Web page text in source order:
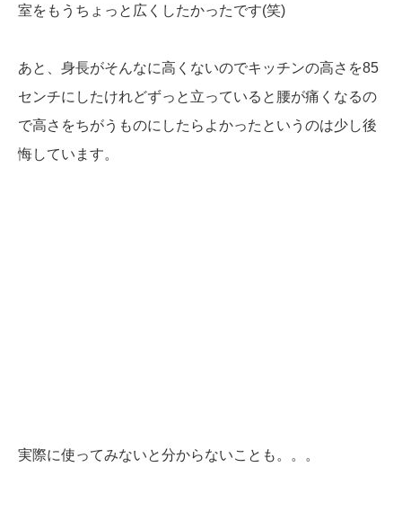
室をもうちょっと広くしたかったです(笑)
あと、身長がそんなに高くないのでキッチンの高さを85
センチにしたけれどずっと立っていると腰が痛くなるの
で高さをちがうものにしたらよかったというのは少し後
悔しています。
実際に使ってみないと分からないことも。。。